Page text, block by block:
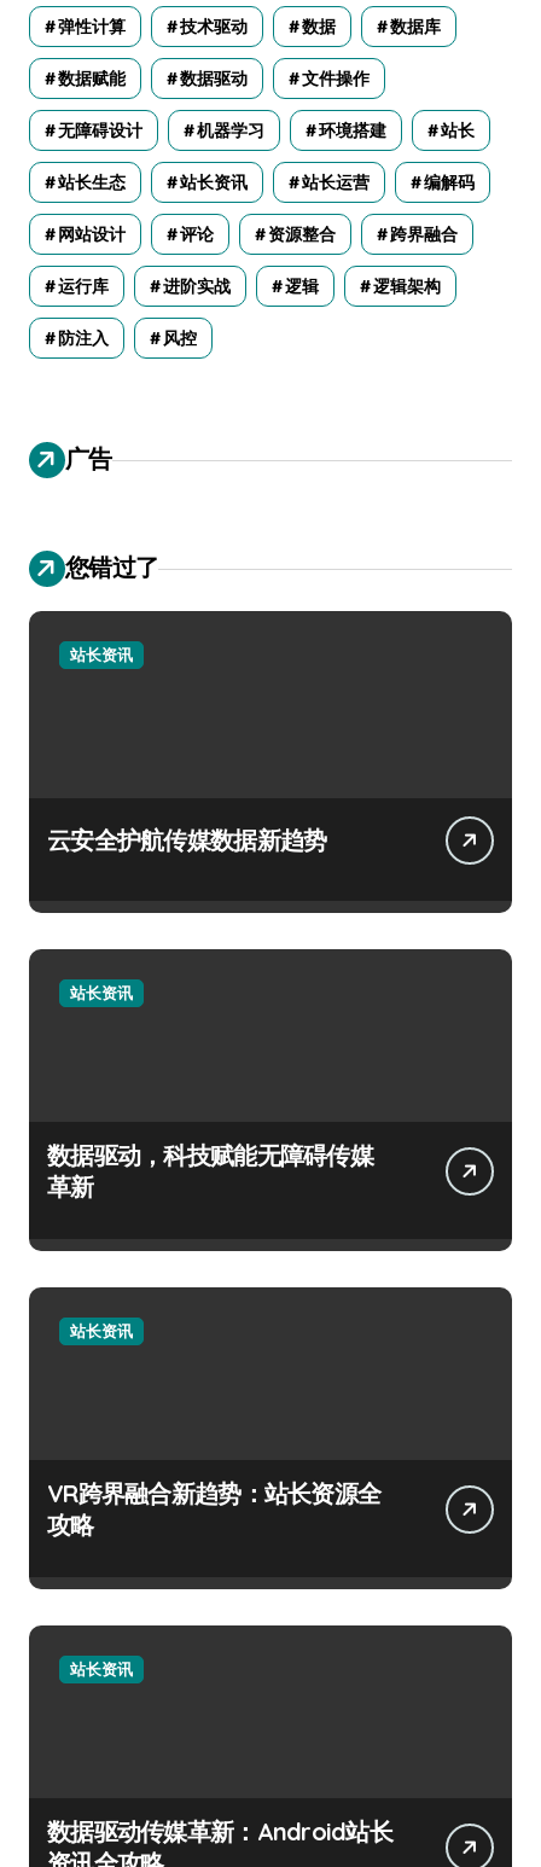
弹性计算 技术驱动 数据 数据库
数据赋能 数据驱动 文件操作
无障碍设计 机器学习 环境搭建 站长
站长生态 站长资讯 站长运营 编解码
网站设计 评论 资源整合 跨界融合
运行库 进阶实战 逻辑 逻辑架构
防注入 风控
广告
您错过了
站长资讯
云安全护航传媒数据新趋势
站长资讯
数据驱动，科技赋能无障碍传媒
革新
站长资讯
VR跨界融合新趋势：站长资源全
攻略
站长资讯
数据驱动传媒革新：Android站长